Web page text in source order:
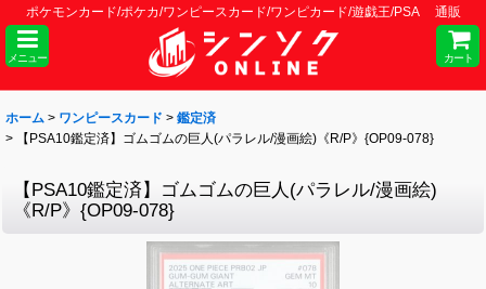
ポケモンカード/ポケカ/ワンピースカード/ワンピカード/遊戯王/PSA 通販
メニュー カート
ホーム > ワンピースカード > 鑑定済
>
【PSA10鑑定済】ゴムゴムの巨人(パラレル/漫画絵)《R/P》{OP09-078}
【PSA10鑑定済】ゴムゴムの巨人(パラレル/漫画絵)
《R/P》{OP09-078}